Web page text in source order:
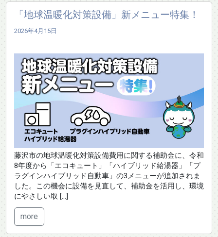
「地球温暖化対策設備」新メニュー特集！
2026年4月15日
藤沢市の地球温暖化対策設備費用に関する補助金に、令和
8年度から「エコキュート」「ハイブリッド給湯器」「プ
ラグインハイブリッド自動車」の3メニューが追加されま
した。この機会に設備を見直して、補助金を活用し、環境
にやさしい取 […]
more